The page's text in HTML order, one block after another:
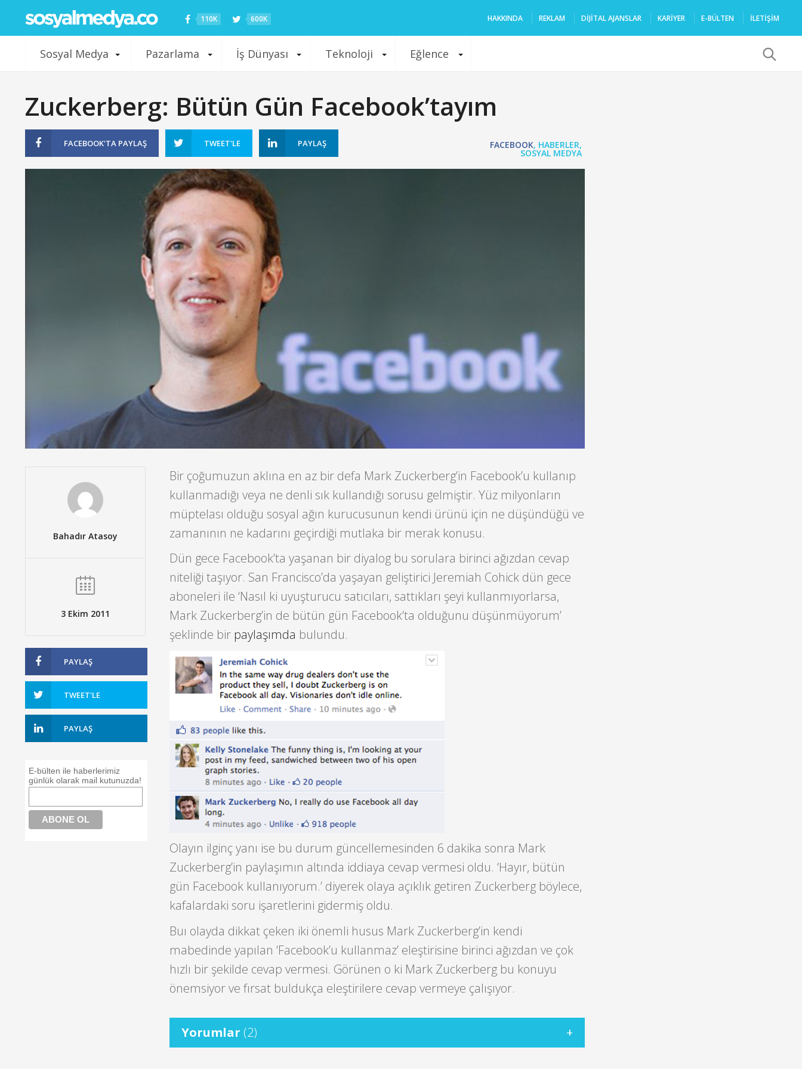
110K 600K HAKKINDA REKLAM DIJITAL AJANSLAR KARIYER E-BÜLTEN İLETİŞİM
Sosyal Medya Pazarlama İş Dünyası Teknoloji Eğlence
Zuckerberg: Bütün Gün Facebook’tayım
FACEBOOK'TA PAYLAŞ TWEET'LE PAYLAŞ FACEBOOK, HABERLER,
SOSYAL MEDYA
Bahadır Atasoy
3 Ekim 2011
PAYLAŞ
TWEET'LE
PAYLAŞ
E-bülten ile haberlerimiz
günlük olarak mail kutunuzda!
Bir çoğumuzun aklına en az bir defa Mark Zuckerberg’in Facebook’u kullanıp
kullanmadığı veya ne denli sık kullandığı sorusu gelmiştir. Yüz milyonların
müptelası olduğu sosyal ağın kurucusunun kendi ürünü için ne düşündüğü ve
zamanının ne kadarını geçirdiği mutlaka bir merak konusu.
Dün gece Facebook’ta yaşanan bir diyalog bu sorulara birinci ağızdan cevap
niteliği taşıyor. San Francisco’da yaşayan geliştirici Jeremiah Cohick dün gece
aboneleri ile ‘Nasıl ki uyuşturucu satıcıları, sattıkları şeyi kullanmıyorlarsa,
Mark Zuckerberg’in de bütün gün Facebook’ta olduğunu düşünmüyorum’
şeklinde bir paylaşımda bulundu.
Olayın ilginç yanı ise bu durum güncellemesinden 6 dakika sonra Mark
Zuckerberg’in paylaşımın altında iddiaya cevap vermesi oldu. ‘Hayır, bütün
gün Facebook kullanıyorum.’ diyerek olaya açıklık getiren Zuckerberg böylece,
kafalardaki soru işaretlerini gidermiş oldu.
Buı olayda dikkat çeken iki önemli husus Mark Zuckerberg’in kendi
mabedinde yapılan ‘Facebook’u kullanmaz’ eleştirisine birinci ağızdan ve çok
hızlı bir şekilde cevap vermesi. Görünen o ki Mark Zuckerberg bu konuyu
önemsiyor ve fırsat buldukça eleştirilere cevap vermeye çalışıyor.
Yorumlar (2)